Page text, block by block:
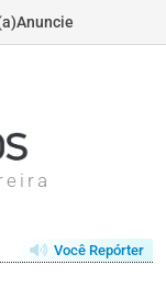
Anuncie
Você Repórter